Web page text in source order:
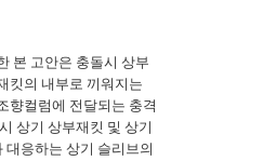
본 고안은 충돌시 상부
킷의 내부로 끼워지는
향컬럼에 전달되는 충격
상기 상부재킷 및 상기
응하는 상기 슬리브의